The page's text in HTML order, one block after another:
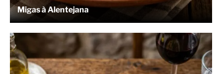
Migas à Alentejana